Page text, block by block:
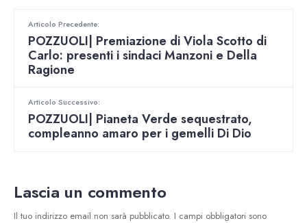
Articolo Precedente:
POZZUOLI| Premiazione di Viola Scotto di
Carlo: presenti i sindaci Manzoni e Della
Ragione
Articolo Successivo:
POZZUOLI| Pianeta Verde sequestrato,
compleanno amaro per i gemelli Di Dio
Lascia un commento
Il tuo indirizzo email non sarà pubblicato. I campi obbligatori sono